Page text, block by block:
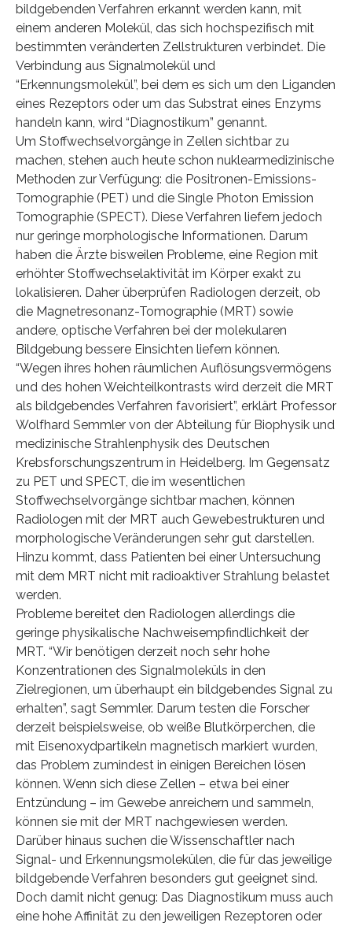
bildgebenden Verfahren erkannt werden kann, mit
einem anderen Molekül, das sich hochspezifisch mit
bestimmten veränderten Zellstrukturen verbindet. Die
Verbindung aus Signalmolekül und
“Erkennungsmolekül”, bei dem es sich um den Liganden
eines Rezeptors oder um das Substrat eines Enzyms
handeln kann, wird “Diagnostikum” genannt.
Um Stoffwechselvorgänge in Zellen sichtbar zu
machen, stehen auch heute schon nuklearmedizinische
Methoden zur Verfügung: die Positronen-Emissions-
Tomographie (PET) und die Single Photon Emission
Tomographie (SPECT). Diese Verfahren liefern jedoch
nur geringe morphologische Informationen. Darum
haben die Ärzte bisweilen Probleme, eine Region mit
erhöhter Stoffwechselaktivität im Körper exakt zu
lokalisieren. Daher überprüfen Radiologen derzeit, ob
die Magnetresonanz-Tomographie (MRT) sowie
andere, optische Verfahren bei der molekularen
Bildgebung bessere Einsichten liefern können.
“Wegen ihres hohen räumlichen Auflösungsvermögens
und des hohen Weichteilkontrasts wird derzeit die MRT
als bildgebendes Verfahren favorisiert”, erklärt Professor
Wolfhard Semmler von der Abteilung für Biophysik und
medizinische Strahlenphysik des Deutschen
Krebsforschungszentrum in Heidelberg. Im Gegensatz
zu PET und SPECT, die im wesentlichen
Stoffwechselvorgänge sichtbar machen, können
Radiologen mit der MRT auch Gewebestrukturen und
morphologische Veränderungen sehr gut darstellen.
Hinzu kommt, dass Patienten bei einer Untersuchung
mit dem MRT nicht mit radioaktiver Strahlung belastet
werden.
Probleme bereitet den Radiologen allerdings die
geringe physikalische Nachweisempfindlichkeit der
MRT. “Wir benötigen derzeit noch sehr hohe
Konzentrationen des Signalmoleküls in den
Zielregionen, um überhaupt ein bildgebendes Signal zu
erhalten”, sagt Semmler. Darum testen die Forscher
derzeit beispielsweise, ob weiße Blutkörperchen, die
mit Eisenoxydpartikeln magnetisch markiert wurden,
das Problem zumindest in einigen Bereichen lösen
können. Wenn sich diese Zellen – etwa bei einer
Entzündung – im Gewebe anreichern und sammeln,
können sie mit der MRT nachgewiesen werden.
Darüber hinaus suchen die Wissenschaftler nach
Signal- und Erkennungsmolekülen, die für das jeweilige
bildgebende Verfahren besonders gut geeignet sind.
Doch damit nicht genug: Das Diagnostikum muss auch
eine hohe Affinität zu den jeweiligen Rezeptoren oder